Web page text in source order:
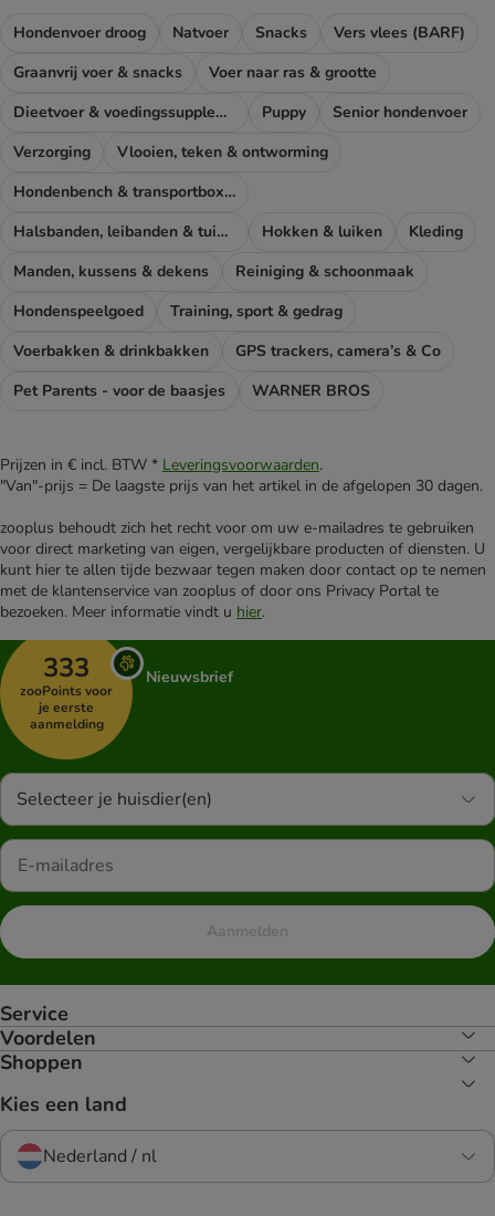
Hondenvoer droog Natvoer Snacks
Vers vlees (BARF)
Graanvrij voer & snacks
Voer naar ras & grootte
Dieetvoer & voedingssupplementen hond
Puppy
Senior hondenvoer
Verzorging
Vlooien, teken & ontworming
Hondenbench & transportboxen
Halsbanden, leibanden & tuigen
Hokken & luiken
Kleding
Manden, kussens & dekens
Reiniging & schoonmaak
Hondenspeelgoed
Training, sport & gedrag
Voerbakken & drinkbakken
GPS trackers, camera’s & Co
Pet Parents - voor de baasjes
WARNER BROS
Prijzen in € incl. BTW * Leveringsvoorwaarden.
"Van"-prijs = De laagste prijs van het artikel in de afgelopen 30 dagen.
zooplus behoudt zich het recht voor om uw e-mailadres te gebruiken
voor direct marketing van eigen, vergelijkbare producten of diensten. U
kunt hier te allen tijde bezwaar tegen maken door contact op te nemen
met de klantenservice van zooplus of door ons Privacy Portal te
bezoeken. Meer informatie vindt u hier.
333
zooPoints voor
je eerste
aanmelding
Nieuwsbrief
Selecteer je huisdier(en)
Aanmelden
Service
Voordelen
Shoppen
Kies een land
Nederland / nl